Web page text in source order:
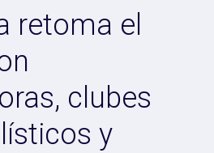
retoma el
clubes
y